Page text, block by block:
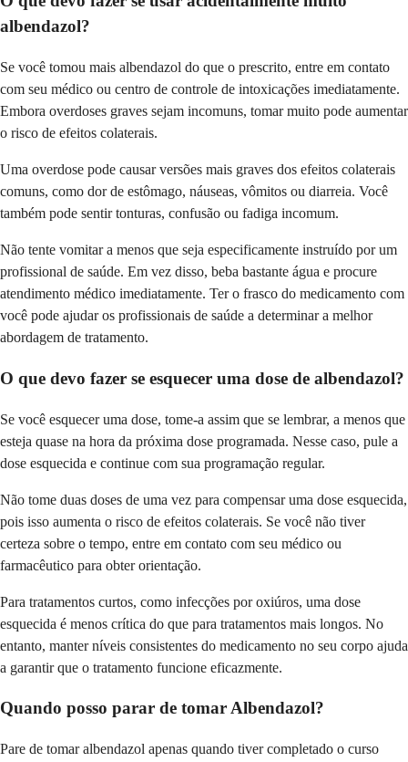
albendazol?
Se você tomou mais albendazol do que o prescrito, entre em contato
com seu médico ou centro de controle de intoxicações imediatamente.
Embora overdoses graves sejam incomuns, tomar muito pode aumentar
o risco de efeitos colaterais.
Uma overdose pode causar versões mais graves dos efeitos colaterais
comuns, como dor de estômago, náuseas, vômitos ou diarreia. Você
também pode sentir tonturas, confusão ou fadiga incomum.
Não tente vomitar a menos que seja especificamente instruído por um
profissional de saúde. Em vez disso, beba bastante água e procure
atendimento médico imediatamente. Ter o frasco do medicamento com
você pode ajudar os profissionais de saúde a determinar a melhor
abordagem de tratamento.
O que devo fazer se esquecer uma dose de albendazol?
Se você esquecer uma dose, tome-a assim que se lembrar, a menos que
esteja quase na hora da próxima dose programada. Nesse caso, pule a
dose esquecida e continue com sua programação regular.
Não tome duas doses de uma vez para compensar uma dose esquecida,
pois isso aumenta o risco de efeitos colaterais. Se você não tiver
certeza sobre o tempo, entre em contato com seu médico ou
farmacêutico para obter orientação.
Para tratamentos curtos, como infecções por oxiúros, uma dose
esquecida é menos crítica do que para tratamentos mais longos. No
entanto, manter níveis consistentes do medicamento no seu corpo ajuda
a garantir que o tratamento funcione eficazmente.
Quando posso parar de tomar Albendazol?
Pare de tomar albendazol apenas quando tiver completado o curso